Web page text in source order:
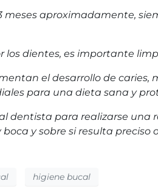
meses aproximadamente,
los dientes, es importante
el desarrollo de
para una dieta sana y
dentista para realizarse una
y sobre si resulta preciso
higiene bucal